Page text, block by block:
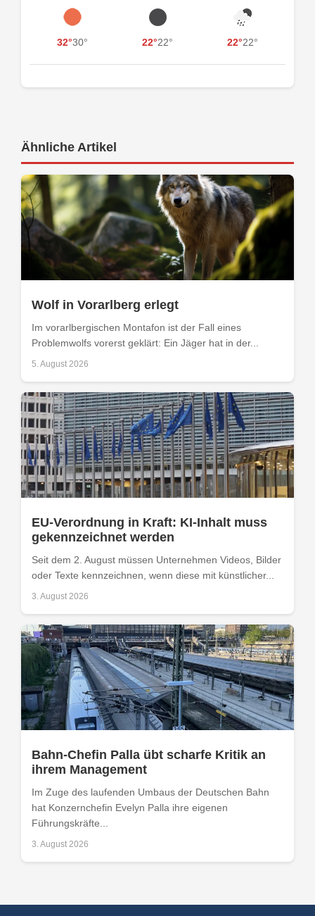
32°30° 22°22° 22°22°
Ähnliche Artikel
Wolf in Vorarlberg erlegt
Im vorarlbergischen Montafon ist der Fall eines
Problemwolfs vorerst geklärt: Ein Jäger hat in der...
5. August 2026
EU-Verordnung in Kraft: KI-Inhalt muss
gekennzeichnet werden
Seit dem 2. August müssen Unternehmen Videos, Bilder
oder Texte kennzeichnen, wenn diese mit künstlicher...
3. August 2026
Bahn-Chefin Palla übt scharfe Kritik an
ihrem Management
Im Zuge des laufenden Umbaus der Deutschen Bahn
hat Konzernchefin Evelyn Palla ihre eigenen
Führungskräfte...
3. August 2026